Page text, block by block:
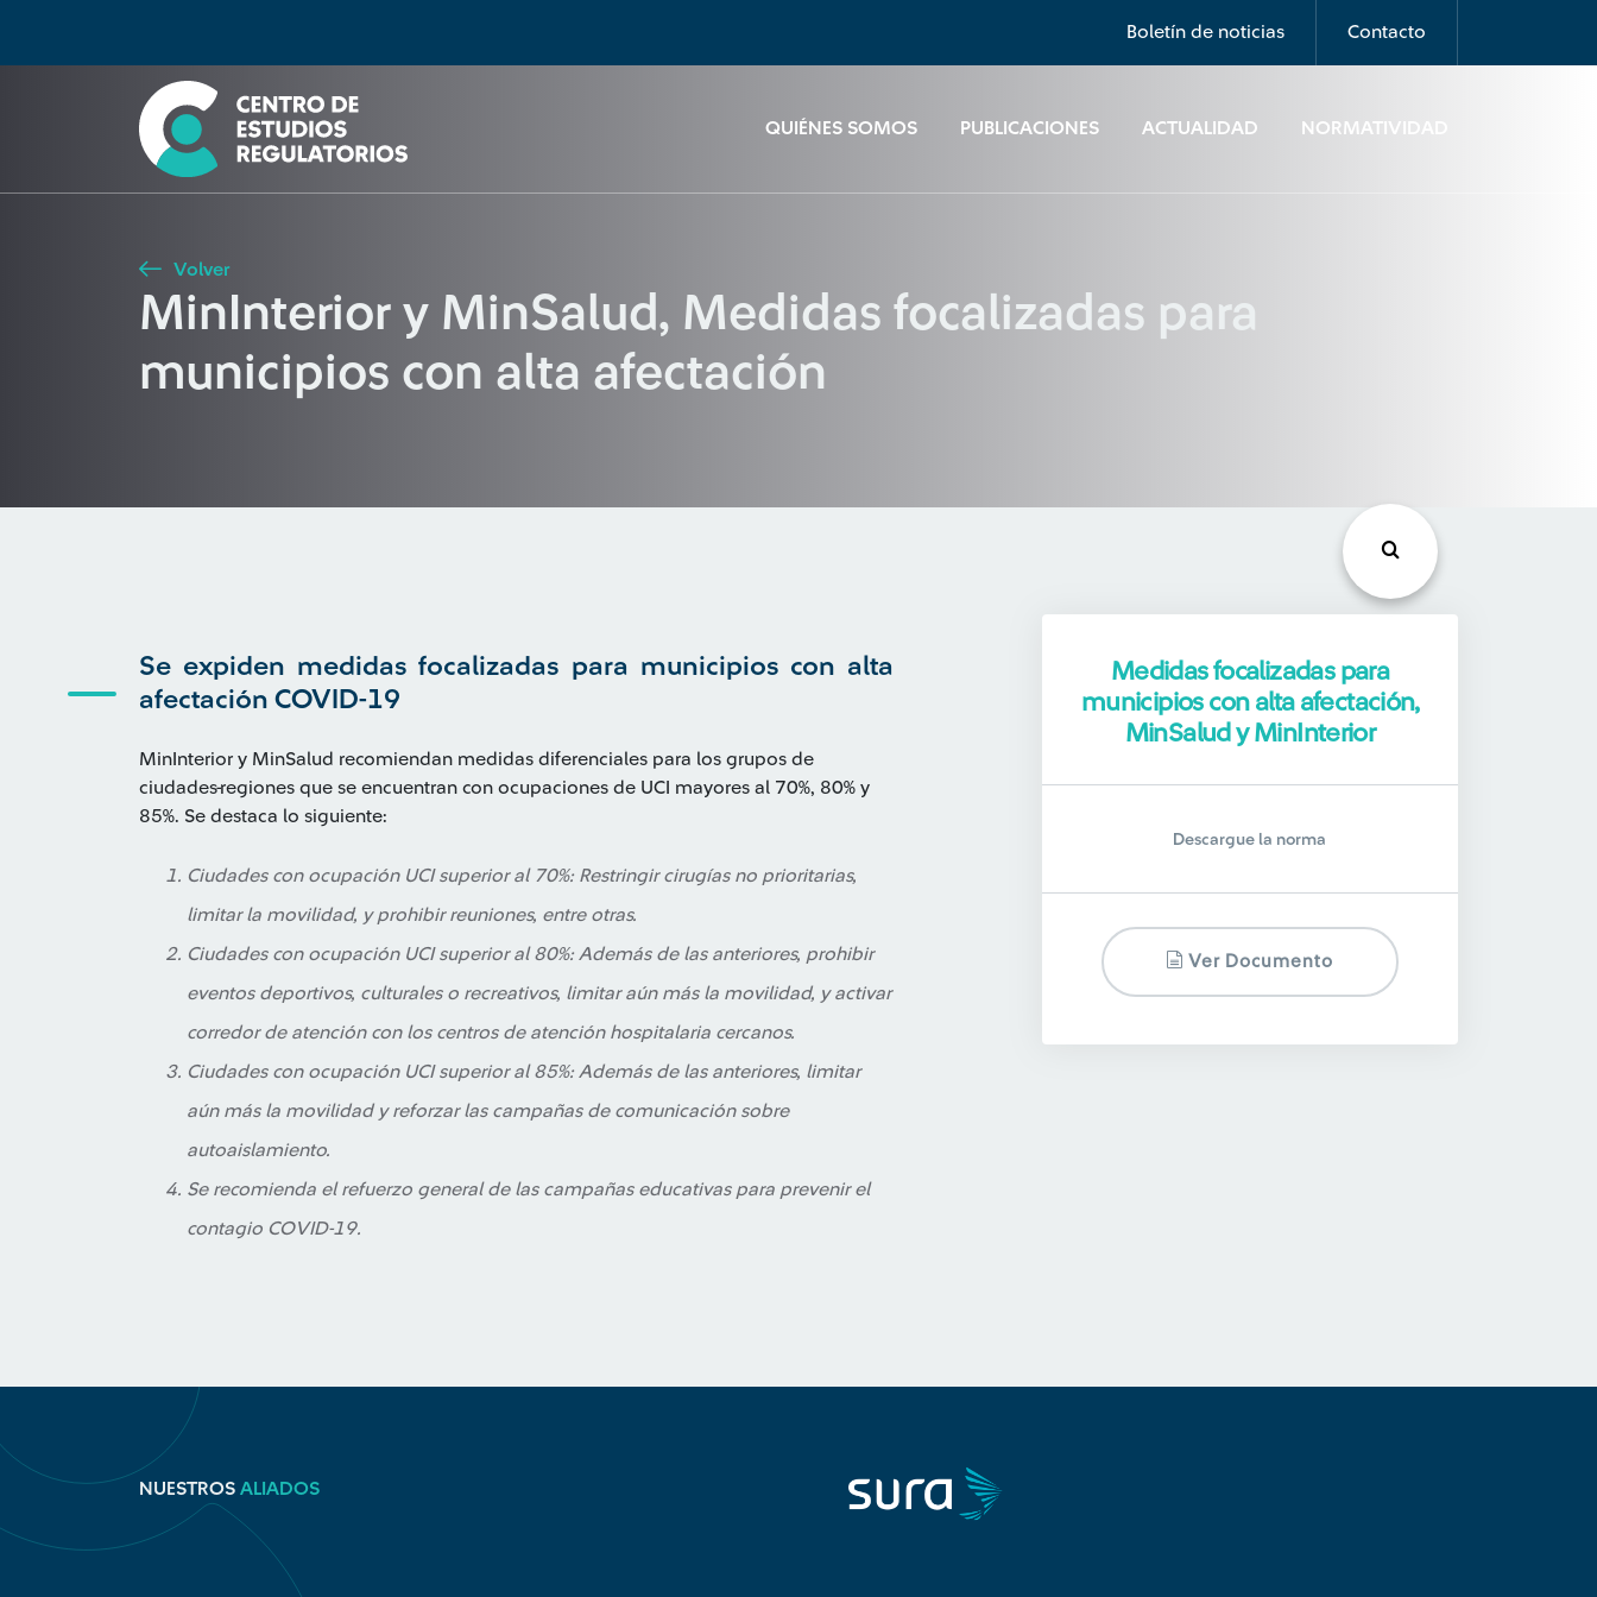
Boletín de noticias Contacto
QUIÉNES SOMOS PUBLICACIONES ACTUALIDAD NORMATIVIDAD
Seleccione país
Buscar
Volver
MinInterior y MinSalud, Medidas focalizadas para
municipios con alta afectación
Se expiden medidas focalizadas para municipios con alta
afectación COVID-19
MinInterior y MinSalud recomiendan medidas diferenciales para los grupos de
ciudades-regiones que se encuentran con ocupaciones de UCI mayores al 70%, 80% y
85%. Se destaca lo siguiente:
Ciudades con ocupación UCI superior al 70%: Restringir cirugías no prioritarias,
limitar la movilidad, y prohibir reuniones, entre otras.
Ciudades con ocupación UCI superior al 80%: Además de las anteriores, prohibir
eventos deportivos, culturales o recreativos, limitar aún más la movilidad, y activar
corredor de atención con los centros de atención hospitalaria cercanos.
Ciudades con ocupación UCI superior al 85%: Además de las anteriores, limitar
aún más la movilidad y reforzar las campañas de comunicación sobre
autoaislamiento.
Se recomienda el refuerzo general de las campañas educativas para prevenir el
contagio COVID-19.
Medidas focalizadas para
municipios con alta afectación,
MinSalud y MinInterior
Descargue la norma
Ver Documento
NUESTROS ALIADOS